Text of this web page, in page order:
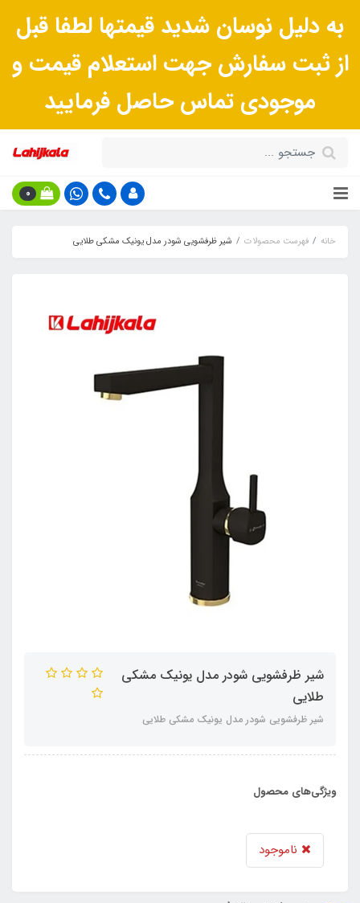
به دلیل نوسان شدید قیمتها لطفا قبل
از ثبت سفارش جهت استعلام قیمت و
موجودی تماس حاصل فرمایید
0
خانه فهرست محصولات شیر ظرفشویی شودر مدل یونیک مشکی طلایی
شیر ظرفشویی شودر مدل یونیک مشکی
طلایی
شیر ظرفشویی شودر مدل یونیک مشکی طلایی
ویژگی‌های محصول
ناموجود